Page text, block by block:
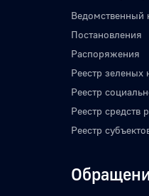
Ведомственный
Постановления
Распоряжения
Реестр зеленых
Реестр
Реестр средств
Реестр